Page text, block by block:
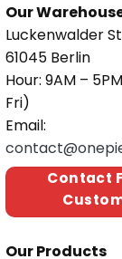
Our
Luckenwalder
61045 Berlin
Hour: 9AM –
Fri)
Email:
Contact
Our Products